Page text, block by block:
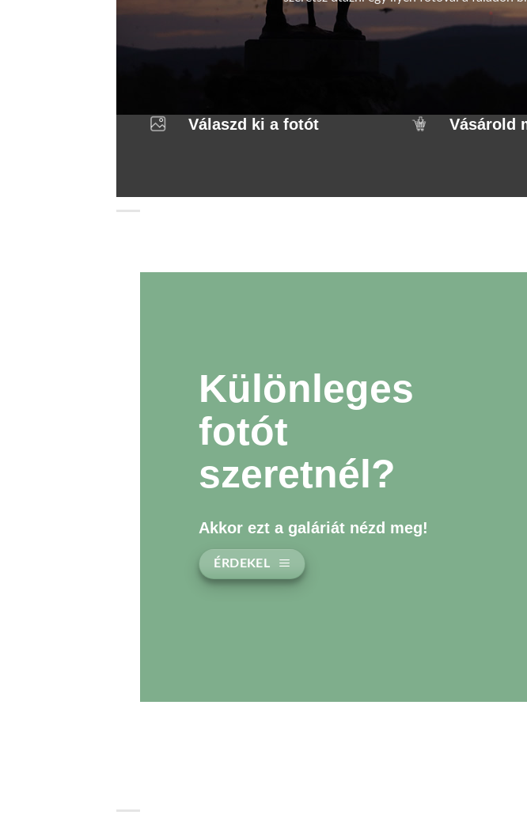
Válaszd ki a fotót Vásárold
Különleges
fotót
szeretnél?
Akkor ezt a galáriát nézd meg!
ÉRDEKEL